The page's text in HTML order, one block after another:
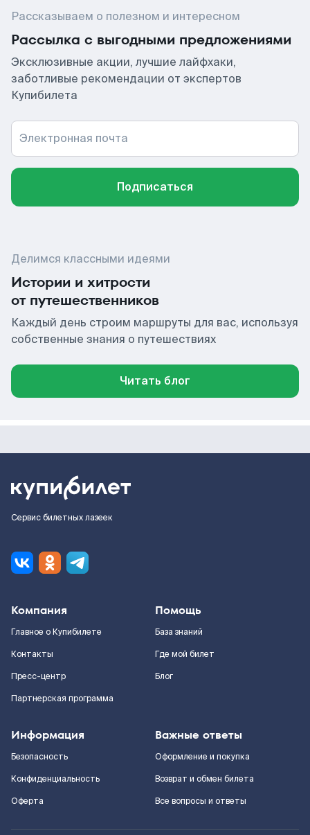
Рассказываем о полезном и интересном
Рассылка с выгодными предложениями
Эксклюзивные акции, лучшие лайфхаки,
заботливые рекомендации от экспертов
Купибилета
Электронная почта
Подписаться
Делимся классными идеями
Истории и хитрости
от путешественников
Каждый день строим маршруты для вас, используя
собственные знания о путешествиях
Читать блог
Сервис билетных лазеек
Компания
Главное о Купибилете
Контакты
Пресс-центр
Партнерская программа
Помощь
База знаний
Где мой билет
Блог
Информация
Безопасность
Конфиденциальность
Оферта
Важные ответы
Оформление и покупка
Возврат и обмен билета
Все вопросы и ответы